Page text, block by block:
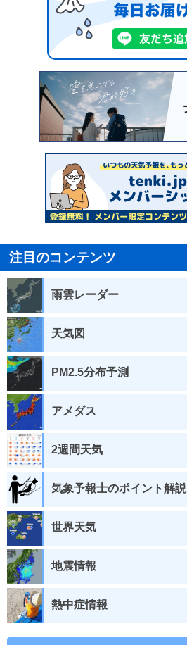
注目のコンテンツ
雨雲レーダー
天気図
PM2.5分布予測
アメダス
2週間天気
気象予報士のポイント解説
世界天気
地震情報
熱中症情報